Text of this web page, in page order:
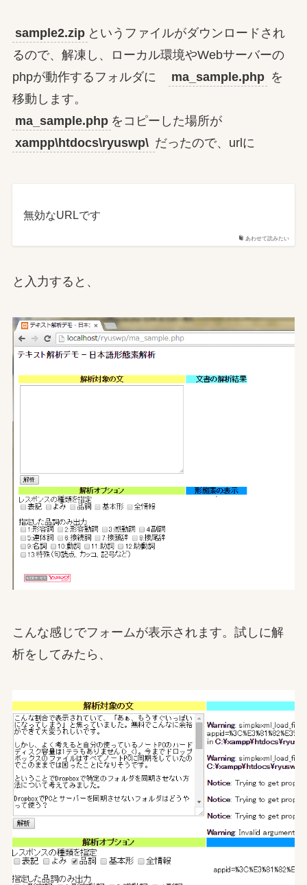
sample2.zip というファイルがダウンロードされ
るので、解凍し、ローカル環境やWebサーバーの
phpが動作するフォルダに
ma_sample.php を
移動します。
ma_sample.php をコピーした場所が
xampp\htdocs\ryuswp\ だったので、urlに
あわせて読みたい
無効なURLです
と入力すると、
こんな感じでフォームが表示されます。試しに解
析をしてみたら、